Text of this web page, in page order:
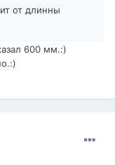
от длинны
600 мм.:)